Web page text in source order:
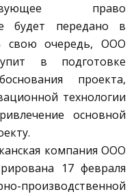
право
будет передано в
свою очередь, ООО
в подготовке
проекта,
технологии
основной
компания ООО
17 февраля
производственной